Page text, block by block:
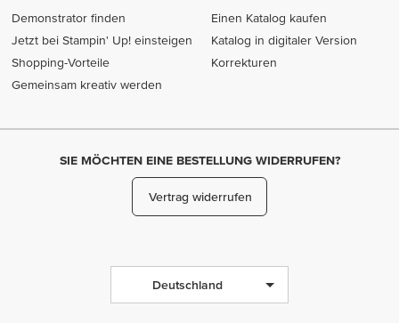
Demonstrator finden
Jetzt bei Stampin' Up! einsteigen
Shopping-Vorteile
Gemeinsam kreativ werden
Einen Katalog kaufen
Katalog in digitaler Version
Korrekturen
SIE MÖCHTEN EINE BESTELLUNG WIDERRUFEN?
Vertrag widerrufen
Deutschland